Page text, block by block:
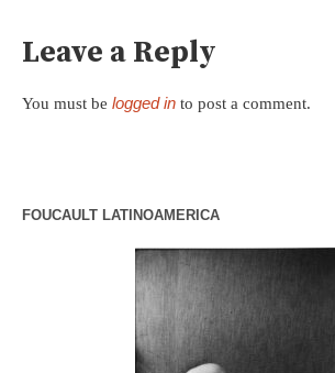
Leave a Reply
You must be logged in to post a comment.
FOUCAULT LATINOAMERICA